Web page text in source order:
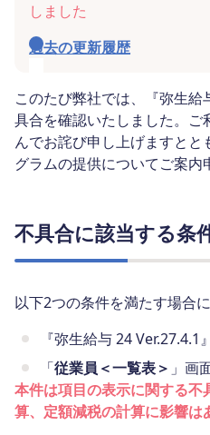
しました
過去の更新履歴
このたび弊社では、『弥生
具合を確認いたしました。
んでお詫び申し上げますとと
グラムの提供についてご案内
不具合に該当する条
以下2つの条件を満たす場合に
『弥生給与 24 Ver.27.4.1
「従業員＜一覧表＞ 」画
本件は項目の表示に関する
算、定額減税の計算に影響は